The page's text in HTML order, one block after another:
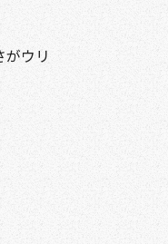
ウリ